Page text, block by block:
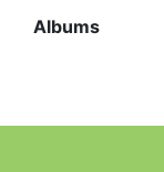
Albums